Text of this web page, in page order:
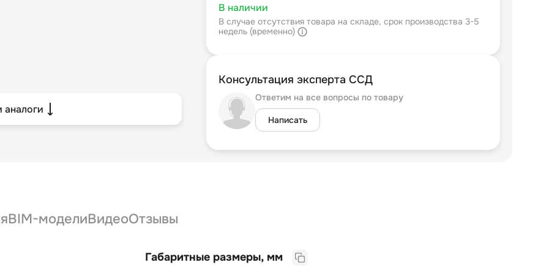
В наличии
В случае отсутствия товара на складе, срок производства 3-5
недель (временно)
Консультация эксперта ССД
Ответим на все вопросы по товару
Написать
BIM-моделиВидеоОтзывы